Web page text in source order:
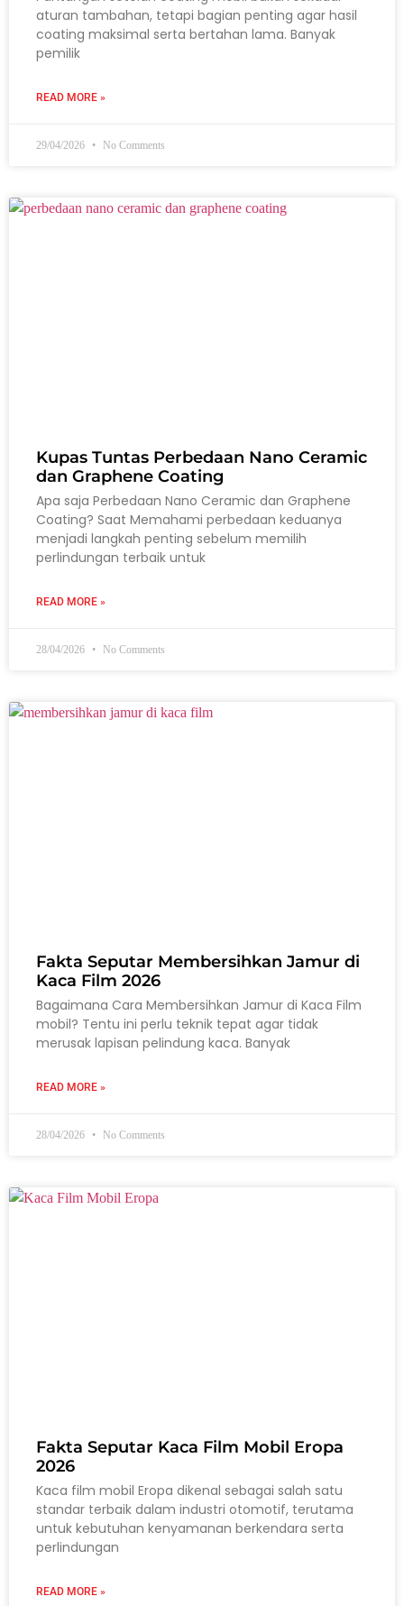
aturan tambahan, tetapi bagian penting agar hasil
coating maksimal serta bertahan lama. Banyak
pemilik
READ MORE »
29/04/2026 No Comments
Kupas Tuntas Perbedaan Nano Ceramic
dan Graphene Coating
Apa saja Perbedaan Nano Ceramic dan Graphene
Coating? Saat Memahami perbedaan keduanya
menjadi langkah penting sebelum memilih
perlindungan terbaik untuk
READ MORE »
28/04/2026 No Comments
Fakta Seputar Membersihkan Jamur di
Kaca Film 2026
Bagaimana Cara Membersihkan Jamur di Kaca Film
mobil? Tentu ini perlu teknik tepat agar tidak
merusak lapisan pelindung kaca. Banyak
READ MORE »
28/04/2026 No Comments
Fakta Seputar Kaca Film Mobil Eropa
2026
Kaca film mobil Eropa dikenal sebagai salah satu
standar terbaik dalam industri otomotif, terutama
untuk kebutuhan kenyamanan berkendara serta
perlindungan
READ MORE »